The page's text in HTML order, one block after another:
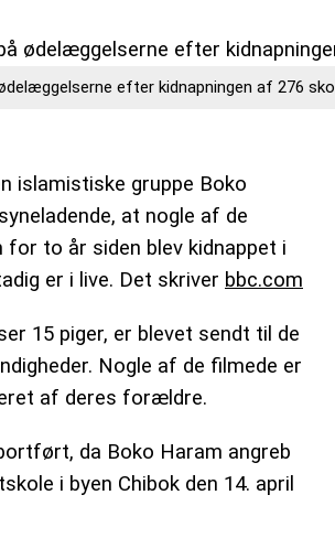
efter kidnapningen af 276
islamistiske gruppe Boko
at nogle af de
for to år siden blev kidnappet i
er i live. Det skriver bbc.com
15 piger, er blevet sendt til de
Nogle af de filmede er
af deres forældre.
da Boko Haram angreb
i byen Chibok den 14. april